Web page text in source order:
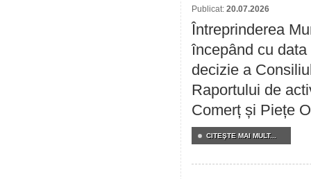
Publicat: 20.07.2026
Întreprinderea
începând cu
decizie a
Raportului de
Comerț și Piețe
CITEŞTE MAI MULT...